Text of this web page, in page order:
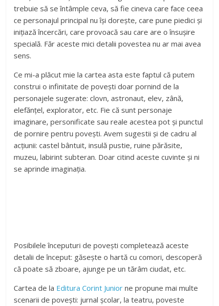
trebuie să se întâmple ceva, să fie cineva care face ceea
ce personajul principal nu își dorește, care pune piedici și
inițiază încercări, care provoacă sau care are o însușire
specială. Făr aceste mici detalii povestea nu ar mai avea
sens.
Ce mi-a plăcut mie la cartea asta este faptul că putem
construi o infinitate de povești doar pornind de la
personajele sugerate: clovn, astronaut, elev, zână,
elefănțel, explorator, etc. Fie că sunt personaje
imaginare, personificate sau reale acestea pot și punctul
de pornire pentru povești. Avem sugestii și de cadru al
acțiunii: castel bântuit, insulă pustie, ruine părăsite,
muzeu, labirint subteran. Doar citind aceste cuvinte și ni
se aprinde imaginația.
Posibilele începuturi de povești completează aceste
detalii de început: găsește o hartă cu comori, descoperă
că poate să zboare, ajunge pe un tărâm ciudat, etc.
Cartea de la Editura Corint Junior ne propune mai multe
scenarii de povești: jurnal școlar, la teatru, poveste